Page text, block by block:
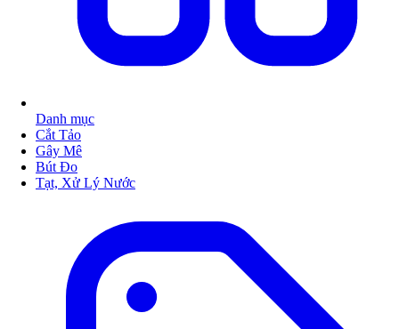
Danh mục
Cắt Tảo
Gây Mê
Bút Đo
Tạt, Xử Lý Nước